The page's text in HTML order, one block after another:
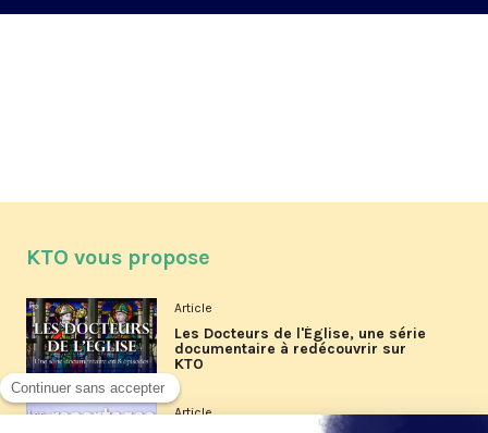
KTO vous propose
Article
Les Docteurs de l'Église, une série
documentaire à redécouvrir sur
KTO
Article